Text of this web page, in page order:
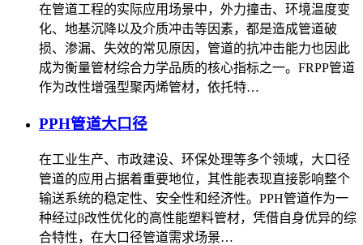
在管道工程的实际应用场景中，外力撞击、环境温度变
化、地基沉降以及介质冲击等因素，都是造成管道破
损、渗漏、失效的常见原因，管道的抗冲击能力也因此
成为衡量管材综合力学品质的核心指标之一。FRPP管道
作为改性增强型聚丙烯管材，依托特…
PPH管道大口径
在工业生产、市政建设、环保处理等多个领域，大口径
管道的应用占据着重要地位，其性能表现直接影响整个
输送系统的稳定性、安全性和经济性。PPH管道作为一
种经过β改性优化的高性能塑料管材，凭借自身优异的综
合特性，在大口径管道需求场景…